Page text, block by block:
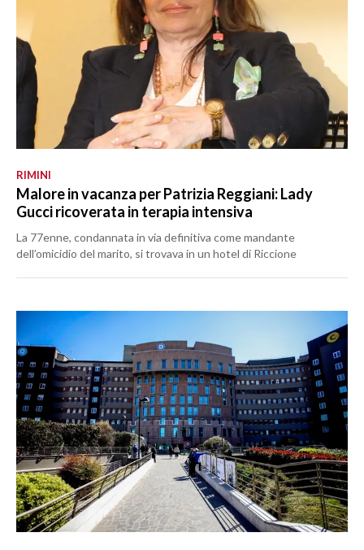
RIMINI
Malore in vacanza per Patrizia Reggiani: Lady
Gucci ricoverata in terapia intensiva
La 77enne, condannata in via definitiva come mandante
dell’omicidio del marito, si trovava in un hotel di Riccione